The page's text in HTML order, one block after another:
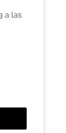
a las